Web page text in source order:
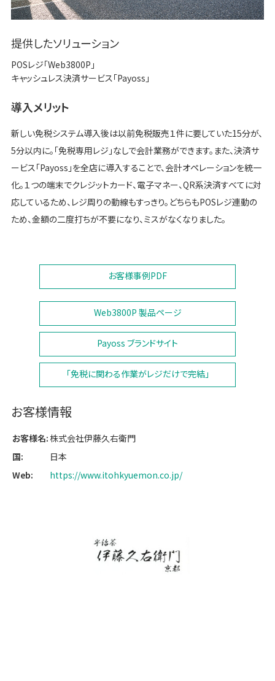
提供したソリューション
POSレジ「Web3800P」
キャッシュレス決済サービス「Payoss」
導入メリット
新しい免税システム導入後は以前免税販売１件に要していた15分が、
5分以内に。「免税専用レジ」なしで会計業務ができます。また、決済サ
ービス「Payoss」を全店に導入することで、会計オペレーションを統一
化。１つの端末でクレジットカード、電子マネー、QR系決済すべてに対
応しているため、レジ周りの動線もすっきり。どちらもPOSレジ連動の
ため、金額の二度打ちが不要になり、ミスがなくなりました。
お客様事例PDF
Web3800P 製品ページ
Payoss ブランドサイト
「免税に関わる作業がレジだけで完結」
お客様情報
お客様名:株式会社伊藤久右衛門
国:
日本
Web:
https://www.itohkyuemon.co.jp/